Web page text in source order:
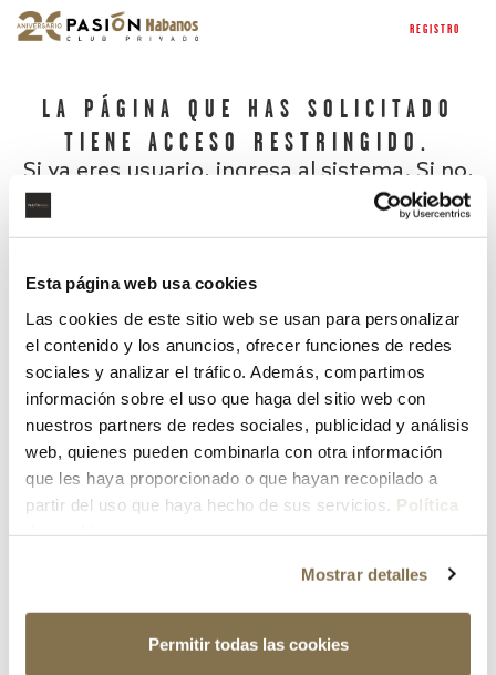
Esta página web usa cookies
Las cookies de este sitio web se usan para personalizar
el contenido y los anuncios, ofrecer funciones de redes
sociales y analizar el tráfico. Además, compartimos
información sobre el uso que haga del sitio web con
nuestros partners de redes sociales, publicidad y análisis
web, quienes pueden combinarla con otra información
que les haya proporcionado o que hayan recopilado a
partir del uso que haya hecho de sus servicios. Política
Mostrar detalles
Permitir todas las cookies
REGISTRO
LA PÁGINA QUE HAS SOLICITADO
TIENE ACCESO RESTRINGIDO.
Si ya eres usuario, ingresa al sistema. Si no,
¿Has olvidado tu contraseña?